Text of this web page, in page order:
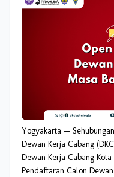
Yogyakarta —
Dewan Kerja Cabang
Dewan Kerja Cabang
Pendaftaran Calon